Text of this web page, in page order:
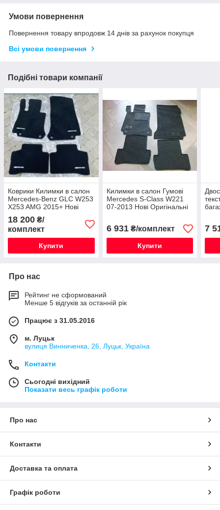
Умови повернення
Повернення товару впродовж 14 днів за рахунок покупця
Всі умови повернення
Подібні товари компанії
Коврики Килимки в салон
Mercedes-Benz GLC W253
X253 AMG 2015+ Нові
Оригінальні
18 200 ₴/
комплект
Купити
Килимки в салон Гумові
Mercedes S-Class W221
07-2013 Нові Оригінальні
6 931₴/комплект
Купити
7
Про нас
Рейтинг не сформований
Менше 5 відгуків за останній рік
Працює з 31.05.2016
м. Луцьк
вулиця Винниченка, 26, Луцьк, Україна
Контакти
Сьогодні вихідний
Показати весь графік роботи
Про нас
Контакти
Доставка та оплата
Графік роботи